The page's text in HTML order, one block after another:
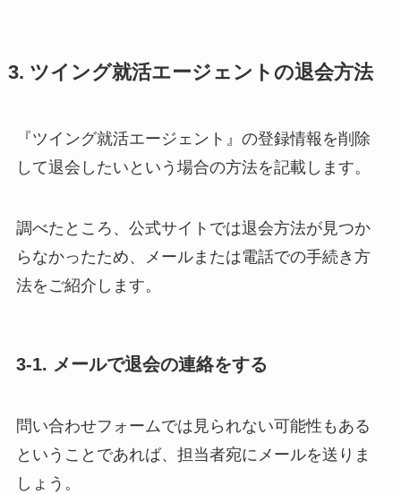
3. ツイング就活エージェントの退会方法
『ツイング就活エージェント』の登録情報を削除
して退会したいという場合の方法を記載します。
調べたところ、公式サイトでは退会方法が見つか
らなかったため、メールまたは電話での手続き方
法をご紹介します。
3-1. メールで退会の連絡をする
問い合わせフォームでは見られない可能性もある
ということであれば、担当者宛にメールを送りま
しょう。